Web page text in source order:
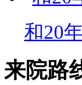
和20
来院路